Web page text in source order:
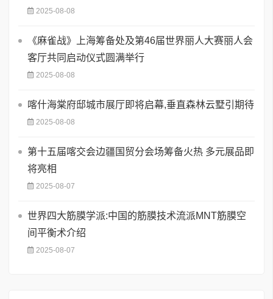
2025-08-08
《麻雀战》上海筹备处及第46届世界丽人大赛丽人会
客厅共同启动仪式圆满举行
2025-08-08
喀什海棠府邸城市展厅即将启幕,垂直森林云墅引期待
2025-08-08
第十五届喀交会边疆国贸分会场筹备火热 多元展品即
将亮相
2025-08-07
世界四大筋膜学派:中国的筋膜技术流派MNT筋膜空
间平衡术介绍
2025-08-07